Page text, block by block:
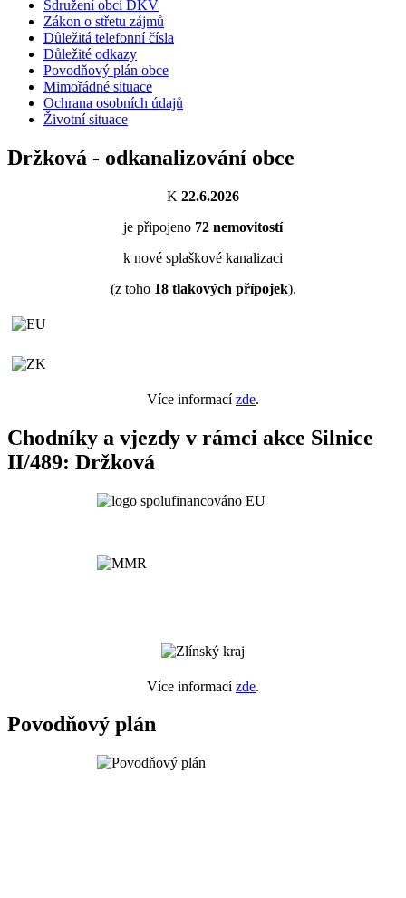
Sdružení obcí DKV
Zákon o střetu zájmů
Důležitá telefonní čísla
Důležité odkazy
Povodňový plán obce
Mimořádné situace
Ochrana osobních údajů
Životní situace
Držková - odkanalizování obce
K 22.6.2026
je připojeno 72 nemovitostí
k nové splaškové kanalizaci
(z toho 18tlakových přípojek).
Více informacízde.
Chodníky a vjezdy v rámci akce Silnice
II/489: Držková
Více informacízde.
Povodňový plán